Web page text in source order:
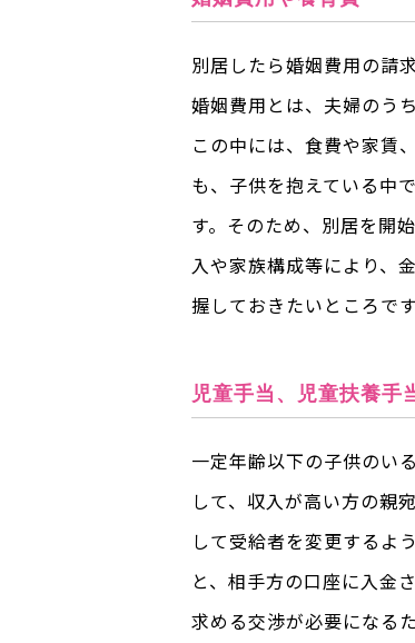
別居したら婚姻費用の請
婚姻費用とは、夫婦のう
この中には、食費や家賃
も、子供を抱えている中
す。そのため、別居を開
入や家族構成等により、
握しておきたいところです
児童手当、児童扶養手
一定年齢以下の子供のい
して、収入が高い方の親
して受給者を変更するよ
と、相手方の口座に入金
求める交渉が必要になる